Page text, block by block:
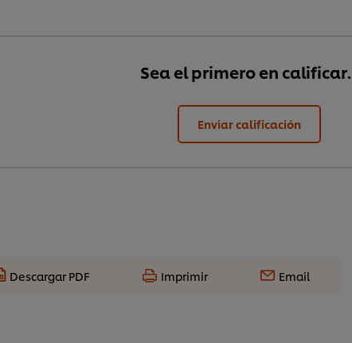
Sea el primero en calificar.
Enviar calificación
Descargar PDF Imprimir Email